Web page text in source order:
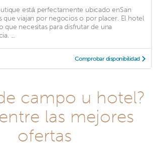
está perfectamente ubicado enSan
que viajan por negocios o por placer. El hotel
que necesitas para disfrutar de una
...
Comprobar disponibilidad
campo u hotel?
las mejores
ofertas